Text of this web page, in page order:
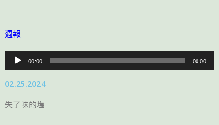
週報
訊
播
放
00:00 00:00
02.25.2024
失了味的塩